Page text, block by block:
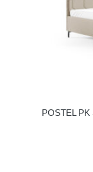
POSTEL